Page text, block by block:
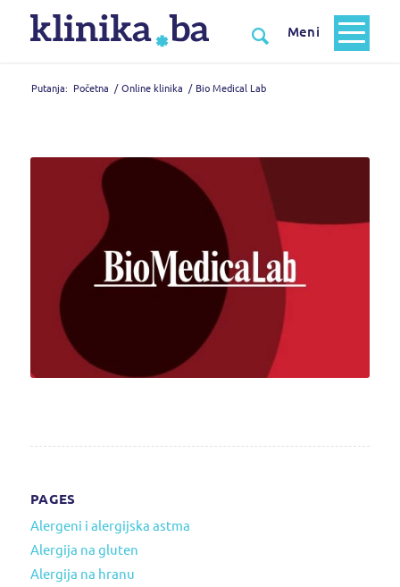
Putanja: Početna / Online klinika / Bio Medical Lab
PAGES
Alergeni i alergijska astma
Alergija na gluten
Alergija na hranu